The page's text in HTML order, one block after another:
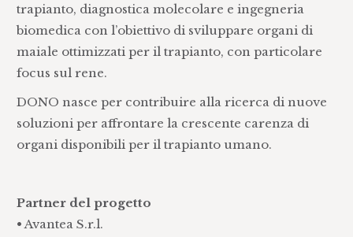
trapianto, diagnostica molecolare e ingegneria
biomedica con l’obiettivo di sviluppare organi di
maiale ottimizzati per il trapianto, con particolare
focus sul rene.
DONO nasce per contribuire alla ricerca di nuove
soluzioni per affrontare la crescente carenza di
organi disponibili per il trapianto umano.
Partner del progetto
• Avantea S.r.l.